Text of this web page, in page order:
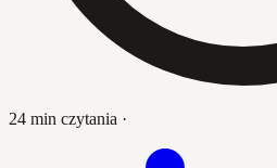
24 min czytania ·